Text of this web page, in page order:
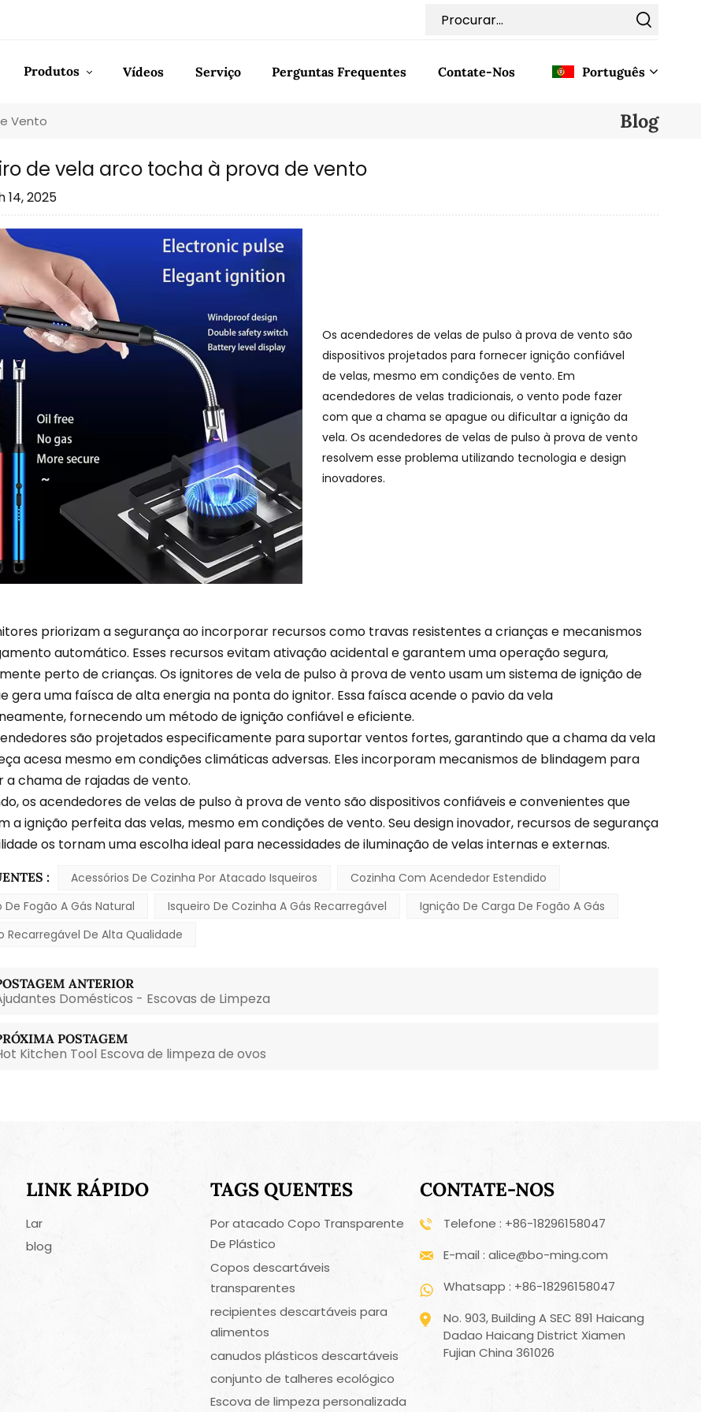
Produtos Vídeos Serviço Perguntas Frequentes Contate-Nos Português
Português
Nederlands
Türkçe
Vento Blog
de vela arco tocha à prova de vento
14, 2025
Os acendedores de velas de pulso à prova de vento são
dispositivos projetados para fornecer ignição confiável
de velas, mesmo em condições de vento. Em
acendedores de velas tradicionais, o vento pode fazer
com que a chama se apague ou dificultar a ignição da
vela. Os acendedores de velas de pulso à prova de vento
resolvem esse problema utilizando tecnologia e design
inovadores.
priorizam a segurança ao incorporar recursos como travas resistentes a crianças e mecanismos
automático. Esses recursos evitam ativação acidental e garantem uma operação segura,
perto de crianças. Os ignitores de vela de pulso à prova de vento usam um sistema de ignição de
gera uma faísca de alta energia na ponta do ignitor. Essa faísca acende o pavio da vela
fornecendo um método de ignição confiável e eficiente.
são projetados especificamente para suportar ventos fortes, garantindo que a chama da vela
acesa mesmo em condições climáticas adversas. Eles incorporam mecanismos de blindagem para
a chama de rajadas de vento.
os acendedores de velas de pulso à prova de vento são dispositivos confiáveis ​​e convenientes que
a ignição perfeita das velas, mesmo em condições de vento. Seu design inovador, recursos de segurança
os tornam uma escolha ideal para necessidades de iluminação de velas internas e externas.
: Acessórios De Cozinha Por Atacado Isqueiros
Cozinha Com Acendedor Estendido
De Fogão A Gás Natural
Isqueiro De Cozinha A Gás Recarregável
Ignição De Carga De Fogão A Gás
Recarregável De Alta Qualidade
ANTERIOR
Domésticos - Escovas de Limpeza
POSTAGEM
Kitchen Tool Escova de limpeza de ovos
LINK RÁPIDO
Lar
blog
TAGS QUENTES
Por atacado Copo Transparente
De Plástico
Copos descartáveis
transparentes
recipientes descartáveis para
alimentos
canudos plásticos descartáveis
conjunto de talheres ecológico
Escova de limpeza personalizada
CONTATE-NOS
Telefone : +86-18296158047
E-mail : alice@bo-ming.com
Whatsapp : +86-18296158047
No. 903, Building A SEC 891 Haicang
Dadao Haicang District Xiamen
Fujian China 361026